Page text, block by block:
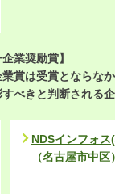
業奨励賞】
賞は受賞とならな
べきと判断される
NDSインフォス
（名古屋市中区